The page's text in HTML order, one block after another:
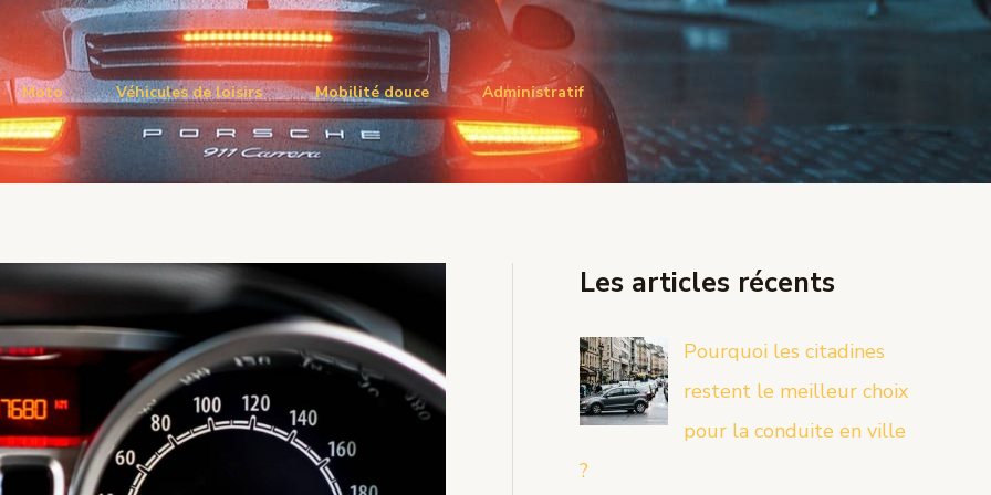
Moto Véhicules de loisirs Mobilité douce Administratif
Les articles récents
Pourquoi les citadines
restent le meilleur choix
pour la conduite en ville
?